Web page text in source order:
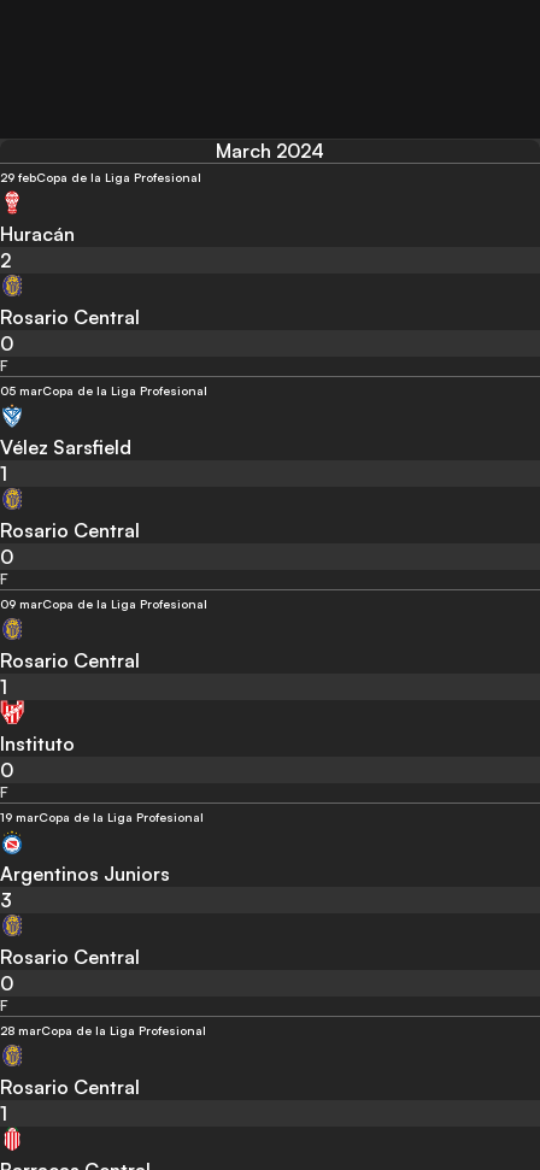
March 2024
29 febCopa de la Liga Profesional
Huracán
2
Rosario Central
0
F
05 marCopa de la Liga Profesional
Vélez Sarsfield
1
Rosario Central
0
F
09 marCopa de la Liga Profesional
Rosario Central
1
Instituto
0
F
19 marCopa de la Liga Profesional
Argentinos Juniors
3
Rosario Central
0
F
28 marCopa de la Liga Profesional
Rosario Central
1